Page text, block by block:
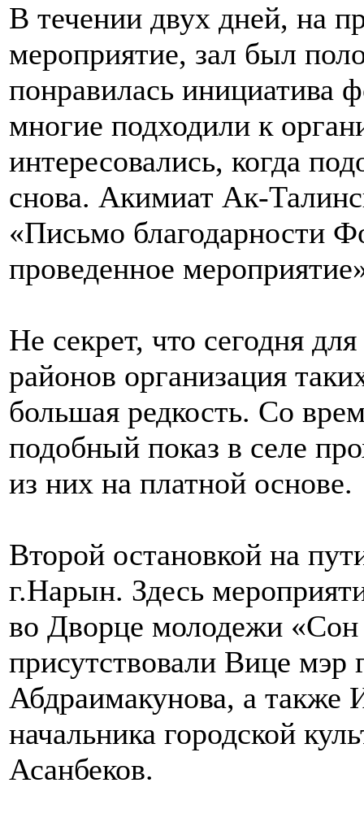
В течении двух дней, на
мероприятие, зал был
понравилась инициатива
многие подходили к
интересовались, когда
снова. Акимиат Ак-
«Письмо благодарности
проведенное
Не секрет, что сегодня
районов организация
большая редкость. Со
подобный показ в селе
из них на платной основе.
Второй остановкой на
г.Нарын. Здесь
во Дворце молодежи
присутствовали Вице
Абдраимакунова, а также
начальника городской
Асанбеков.